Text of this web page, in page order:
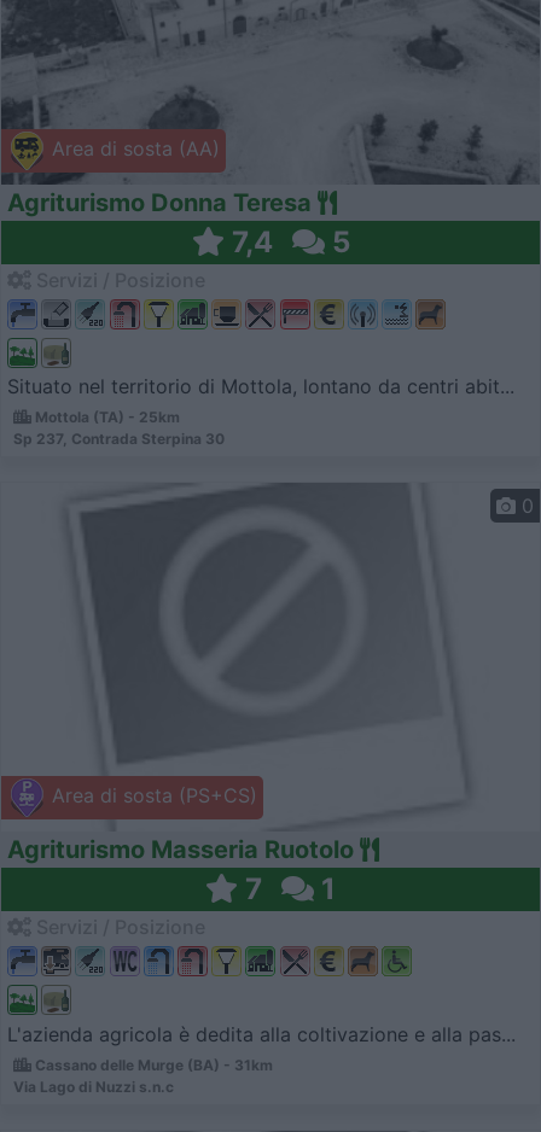
Area di sosta (AA)
Agriturismo Donna Teresa
7,4 5
Situato nel territorio di Mottola, lontano da centri abit...
Mottola (TA) - 25km
Sp 237, Contrada Sterpina 30
Area di sosta (PS+CS)
0
Agriturismo Masseria Ruotolo
7 1
L'azienda agricola è dedita alla coltivazione e alla pas...
Cassano delle Murge (BA) - 31km
Via Lago di Nuzzi s.n.c